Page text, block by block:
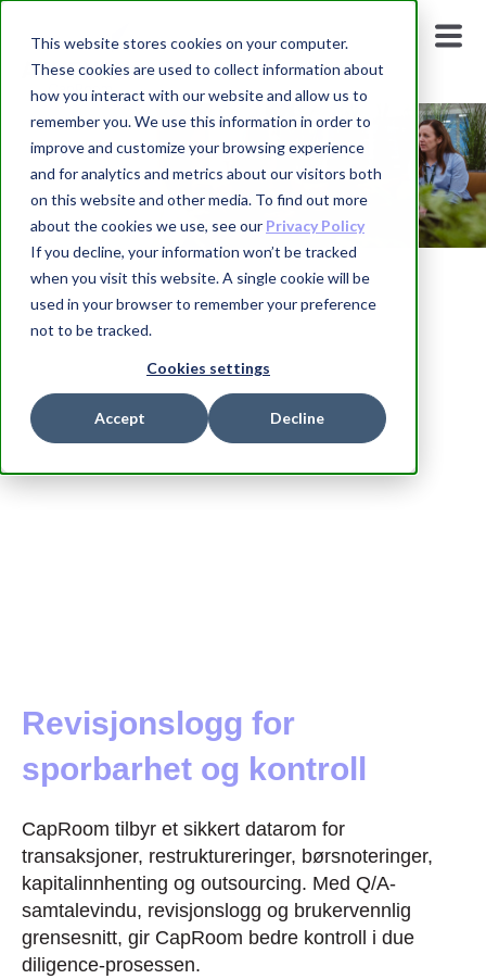
This website stores cookies on your computer.
These cookies are used to collect information about
how you interact with our website and allow us to
remember you. We use this information in order to
improve and customize your browsing experience
and for analytics and metrics about our visitors both
on this website and other media. To find out more
about the cookies we use, see our Privacy Policy
If you decline, your information won’t be tracked
when you visit this website. A single cookie will be
used in your browser to remember your preference
not to be tracked.
Cookies settings
Accept Decline
Datarom
Revisjonslogg for
sporbarhet og kontroll
CapRoom tilbyr et sikkert datarom for
transaksjoner, restruktureringer, børsnoteringer,
kapitalinnhenting og outsourcing. Med Q/A-
samtalevindu, revisjonslogg og brukervennlig
grensesnitt, gir CapRoom bedre kontroll i due
diligence-prosessen.